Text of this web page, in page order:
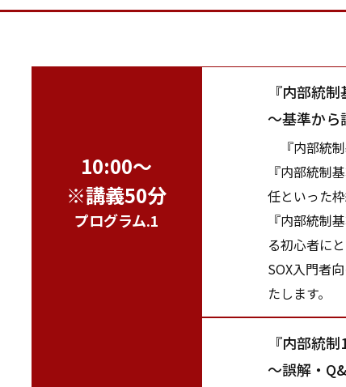
10:00～
※講義50分
プログラム.1
『内部統
～基準から
『内部統
『内部統制
任といった
『内部統制
る初心者に
SOX入門者
たします。
『内部統
～誤解・